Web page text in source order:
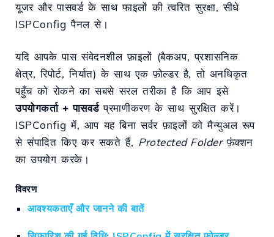
यूजर और पासवर्ड के साथ फाइलों की त्वरित सुरक्षा, सीधे
ISPConfig पैनल से।
यदि आपके पास संवेदनशील फ़ाइलों (बैकअप, प्रशासनिक
क्षेत्र, रिपोर्ट, निर्यात) के साथ एक फ़ोल्डर है, तो अनधिकृत
पहुँच को रोकने का सबसे सरल तरीका है कि आप इसे
उपयोगकर्ता + पासवर्डप्रमाणीकरण के साथ सुरक्षित करें।
ISPConfig में, आप यह बिना सर्वर फ़ाइलों को मैन्युअल रूप
से संपादित किए कर सकते हैं, Protected Folderफ़ंक्शन
का उपयोग करके।
विवरण
आवश्यकताएँ और जानने की बातें